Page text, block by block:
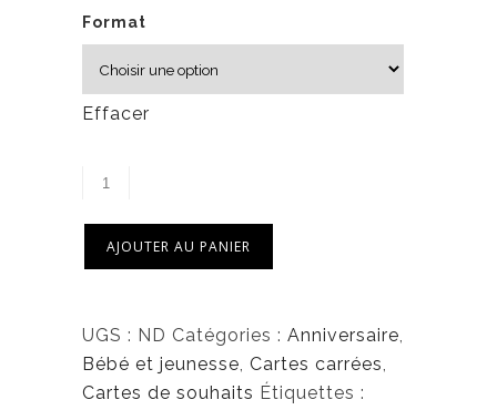
,
Format
Effacer
AJOUTER AU PANIER
UGS : ND Catégories : Anniversaire,
Bébé et jeunesse, Cartes carrées,
Cartes de souhaits Étiquettes :